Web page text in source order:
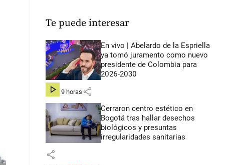
Te puede interesar
En vivo | Abelardo de la Espriella
ya tomó juramento como nuevo
presidente de Colombia para
2026-2030
hace 9 horas share
Cerraron centro estético en
Bogotá tras hallar desechos
biológicos y presuntas
irregularidades sanitarias
share